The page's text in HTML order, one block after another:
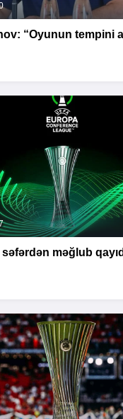
“Oyunun tempini
məğlub